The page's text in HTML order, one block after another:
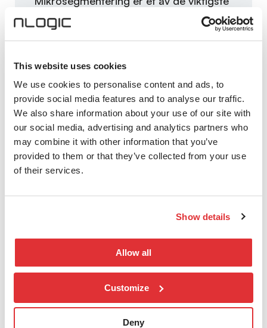
This website uses cookies
We use cookies to personalise content and ads, to
provide social media features and to analyse our traffic.
We also share information about your use of our site with
our social media, advertising and analytics partners who
may combine it with other information that you’ve
provided to them or that they’ve collected from your use
of their services.
Show details
Allow all
Customize
Deny
tiltakene man kan gjøre for å hindre og
begrense angrep. Mikrosegmentering er
deg med å støtte disse tiltakene.
Mikrosegmentering, visualisering
og nettverksautomasjon
Vi hjelper våre kunder med å design,
mikrosegmentering, på ny eller eksisterende
infrastruktur. Med en applikasjonssentrisk
visualisering og nettverksautomasjon, så får du
full innsikt og granulær kontroll over
applikasjoner og økt sikkerhet.
Mikrosegmentering